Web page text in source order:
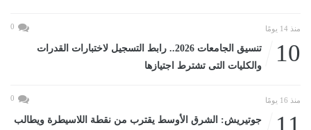
منذ 14 يومًا 0
10
تنسيق الجامعات 2026.. رابط التسجيل لاختبارات القدرات
والكليات التى تشترط اجتيازها
منذ 16 يومًا 0
11
جوتيريش: الشرق الأوسط يقترب من نقطة اللاسيطرة ويطالب